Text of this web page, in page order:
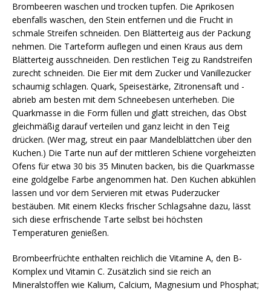
Brombeeren waschen und trocken tupfen. Die Aprikosen
ebenfalls waschen, den Stein entfernen und die Frucht in
schmale Streifen schneiden. Den Blätterteig aus der Packung
nehmen. Die Tarteform auflegen und einen Kraus aus dem
Blätterteig ausschneiden. Den restlichen Teig zu Randstreifen
zurecht schneiden. Die Eier mit dem Zucker und Vanillezucker
schaumig schlagen. Quark, Speisestärke, Zitronensaft und -
abrieb am besten mit dem Schneebesen unterheben. Die
Quarkmasse in die Form füllen und glatt streichen, das Obst
gleichmäßig darauf verteilen und ganz leicht in den Teig
drücken. (Wer mag, streut ein paar Mandelblättchen über den
Kuchen.) Die Tarte nun auf der mittleren Schiene vorgeheizten
Ofens für etwa 30 bis 35 Minuten backen, bis die Quarkmasse
eine goldgelbe Farbe angenommen hat. Den Kuchen abkühlen
lassen und vor dem Servieren mit etwas Puderzucker
bestäuben. Mit einem Klecks frischer Schlagsahne dazu, lässt
sich diese erfrischende Tarte selbst bei höchsten
Temperaturen genießen.
Brombeerfrüchte enthalten reichlich die Vitamine A, den B-
Komplex und Vitamin C. Zusätzlich sind sie reich an
Mineralstoffen wie Kalium, Calcium, Magnesium und Phosphat;